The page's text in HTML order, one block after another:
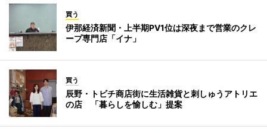
買う
伊那経済新聞・上半期PV1位は深夜まで営業のクレ
ープ専門店「イナ」
買う
辰野・トビチ商店街に生活雑貨と刺しゅうアトリエ
の店 「暮らしを愉しむ」提案